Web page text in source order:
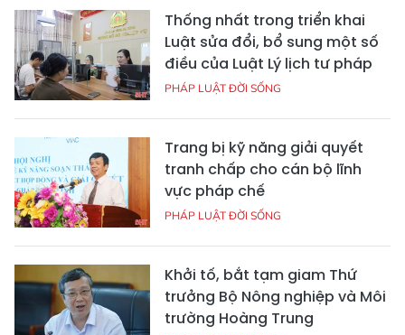
Thống nhất trong triển khai
Luật sửa đổi, bổ sung một số
điều của Luật Lý lịch tư pháp
PHÁP LUẬT ĐỜI SỐNG
Trang bị kỹ năng giải quyết
tranh chấp cho cán bộ lĩnh
vực pháp chế
PHÁP LUẬT ĐỜI SỐNG
Khởi tố, bắt tạm giam Thứ
trưởng Bộ Nông nghiệp và Môi
trường Hoàng Trung